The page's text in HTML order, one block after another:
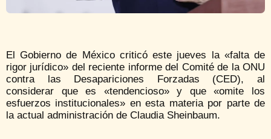
El Gobierno de México criticó este jueves la «falta de
rigor jurídico» del reciente informe del Comité de la ONU
contra las Desapariciones Forzadas (CED), al
considerar que es «tendencioso» y que «omite los
esfuerzos institucionales» en esta materia por parte de
la actual administración de Claudia Sheinbaum.